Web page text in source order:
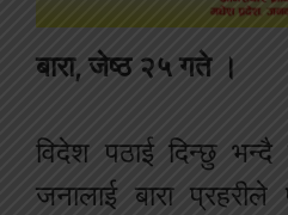
बारा, जेष्ठ २५ गते ।
विदेश पठाई दिन्छु
जनालाई बारा